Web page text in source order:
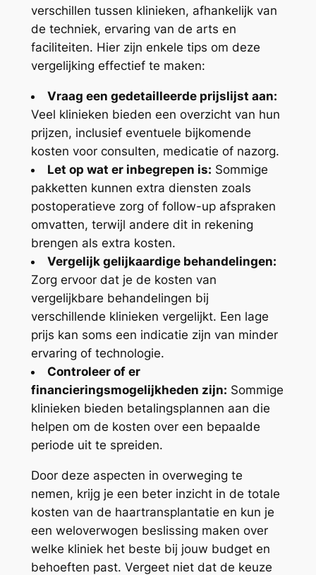
verschillen tussen klinieken, afhankelijk van
de techniek, ervaring van de arts en
faciliteiten. Hier zijn enkele tips om deze
vergelijking effectief te maken:
Vraag een gedetailleerde prijslijst aan:
Veel klinieken bieden een overzicht van hun
prijzen, inclusief eventuele bijkomende
kosten voor consulten, medicatie of nazorg.
Let op wat er inbegrepen is: Sommige
pakketten kunnen extra diensten zoals
postoperatieve zorg of follow-up afspraken
omvatten, terwijl andere dit in rekening
brengen als extra kosten.
Vergelijk gelijkaardige behandelingen:
Zorg ervoor dat je de kosten van
vergelijkbare behandelingen bij
verschillende klinieken vergelijkt. Een lage
prijs kan soms een indicatie zijn van minder
ervaring of technologie.
Controleer of er
financieringsmogelijkheden zijn: Sommige
klinieken bieden betalingsplannen aan die
helpen om de kosten over een bepaalde
periode uit te spreiden.
Door deze aspecten in overweging te
nemen, krijg je een beter inzicht in de totale
kosten van de haartransplantatie en kun je
een weloverwogen beslissing maken over
welke kliniek het beste bij jouw budget en
behoeften past. Vergeet niet dat de keuze